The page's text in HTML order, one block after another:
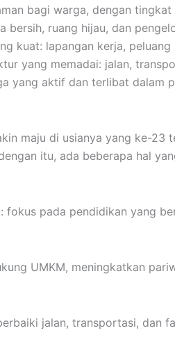
bagi warga, dengan
bersih, ruang hijau, dan
kuat: lapangan kerja, peluang
yang memadai: jalan,
yang aktif dan terlibat dalam
maju di usianya yang ke-23
itu, ada beberapa hal
fokus pada pendidikan yang
UMKM, meningkatkan
jalan, transportasi, dan